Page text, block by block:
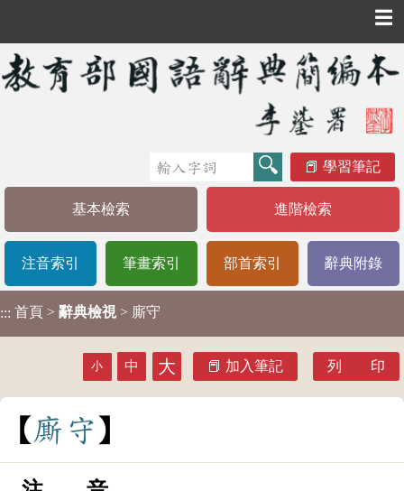
☰
學習筆記
基本檢索 進階檢索
注音索引 筆畫索引 部首索引 辭典附錄
::: 首頁 > 辭典檢視 > 廝守
小 中 大 加入筆記 列 印
廝 守